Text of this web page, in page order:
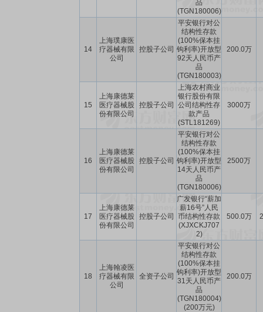
品
(TGN180006)
14
上海璞康医
疗器械有限
公司
控股子公司
平安银行对公
结构性存款
(100%保本挂
钩利率)开放型
92天人民币产
品
(TGN180003)
200.0万
15
上海康德莱
医疗器械股
份有限公司
控股子公司
上海农村商业
银行股份有限
公司结构性存
款产品
(STL181269)
3000万
16
上海康德莱
医疗器械股
份有限公司
控股子公司
平安银行对公
结构性存款
(100%保本挂
钩利率)开放型
14天人民币产
品
(TGN180006)
2500万
17
上海康德莱
医疗器械股
份有限公司
控股子公司
广发银行“薪加
薪16号”人民
币结构性存款
(XJXCKJ707
2)
500.0万
18
上海翰凌医
疗器械有限
公司
全资子公司
平安银行对公
结构性存款
(100%保本挂
钩利率)开放型
31天人民币产
品
(TGN180004)
(200万元)
200.0万